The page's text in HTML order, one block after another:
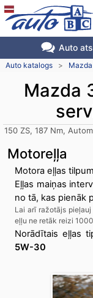
Auto
Auto katalogs > Mazda
Mazda
150 ZS, 187 Nm,
Motoreļļa
Motora eļļas
Eļļas maiņas
no tā, kas pienāk
Lai arī ražotājs
eļļu ne retāk reizi
Norādītais eļļas
5W-30